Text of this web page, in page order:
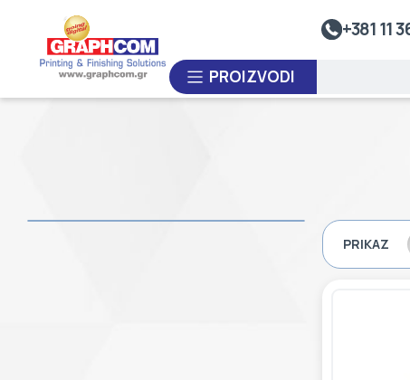
+381 11
PROIZVODI
Sistem Za Nalivanje Smole
Kalandre
Premotavači Rolne
PRIKAZ